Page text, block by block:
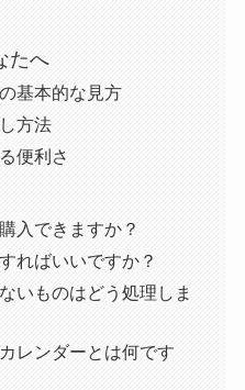
たへ
基本的な見方
方法
便利さ
入できますか？
ればいいですか？
いものはどう処理しま
レンダーとは何です